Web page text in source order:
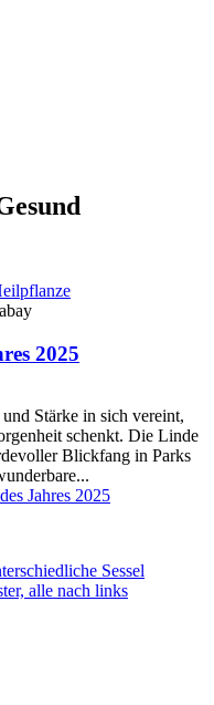
2025
Stärke in sich vereint,
schenkt. Die Linde
Blickfang in Parks
Jahres 2025